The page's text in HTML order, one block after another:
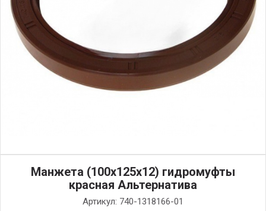
Манжета (100х125х12) гидромуфты
красная Альтернатива
Артикул: 740-1318166-01